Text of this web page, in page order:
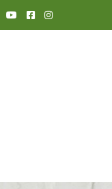
Blog MeWe 專頁:
TAMAGO YouTube 頻道
TAMAGOTAMAGO